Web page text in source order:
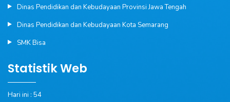
Dinas Pendidikan dan Kebudayaan Provinsi Jawa Tengah
Dinas Pendidikan dan Kebudayaan Kota Semarang
SMK Bisa
Statistik Web
Hari ini : 54